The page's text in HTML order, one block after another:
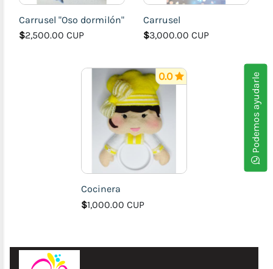
Carrusel "Oso dormilón"
$2,500.00 CUP
Carrusel
$3,000.00 CUP
0.0
Cocinera
$1,000.00 CUP
Podemos ayudarle